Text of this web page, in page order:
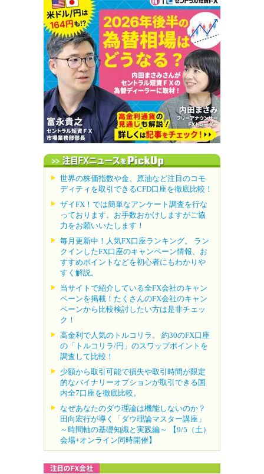
世界の株価指数や金、原油など注目のコモ
ディティを取引できるCFD口座を徹底比較！
ザイFX！では簡単なアンケート調査を行な
っております。お手数おかけしますがご協
力をお願いいたします！
毎月更新中！人気FX口座ランキング。 ラン
クインしたFX口座のキャンペーン情報、お
すすめポイントなどを初心者にもわかりや
すく解説。
当サイトで紹介している全FX会社のキャン
ペーンを掲載！たくさんのFX会社のキャン
ペーンから比較検討したい方は是非チェッ
ク！
高金利で人気のトルコリラ。 約30のFX口座
の「トルコリラ/円」のスワップポイントを
調査して比較！
少額から取引可能で損失や取引時間が限定
的なバイナリーオプションが取引できる国
内全7口座を徹底比較。
なぜあなたのダウ理論は機能しないのか？
田向宏行が導く「ダウ理論マスター講座」
～時間軸の基礎知識と実践編～ 【9/5（土）
会場+オンライン同時開催】